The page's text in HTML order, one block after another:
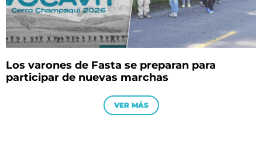
Los varones de Fasta se preparan para
participar de nuevas marchas
VER MÁS